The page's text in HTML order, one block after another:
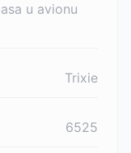
u avionu
Trixie
6525